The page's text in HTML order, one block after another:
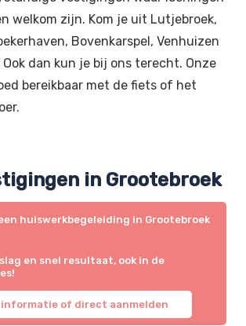
welkom zijn. Kom je uit Lutjebroek,
Bovenkarspel, Venhuizen
dan kun je bij ons terecht. Onze
bereikbaar met de fiets of het
in Grootebroek
huiswerkbegeleiding in Grootebroek
en snel resultaat, ook in de
informatie of direct aanmelden